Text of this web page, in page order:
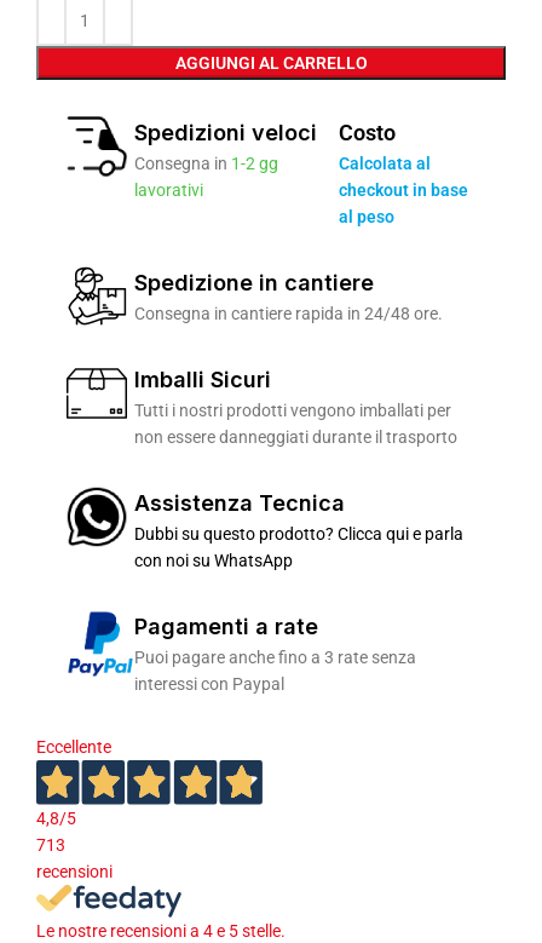
AGGIUNGI AL CARRELLO
Spedizioni veloci
Consegna in 1-2 gg
lavorativi
Costo
Calcolata al
checkout in base
al peso
Spedizione in cantiere
Consegna in cantiere rapida in 24/48 ore.
Imballi Sicuri
Tutti i nostri prodotti vengono imballati per
non essere danneggiati durante il trasporto
Assistenza Tecnica
Dubbi su questo prodotto? Clicca qui e parla
con noi su WhatsApp
Pagamenti a rate
Puoi pagare anche fino a 3 rate senza
interessi con Paypal
Eccellente
4,8/5
713
recensioni
Le nostre recensioni a 4 e 5 stelle.